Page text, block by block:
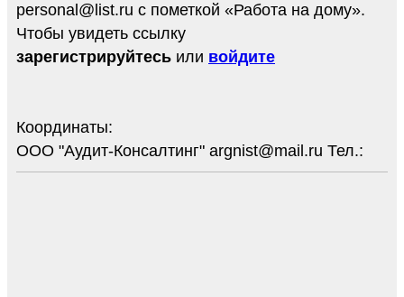
personal@list.ru с пометкой «Работа на дому».
Чтобы увидеть ссылку
зарегистрируйтесь или войдите
Координаты:
ООО "Аудит-Консалтинг" argnist@mail.ru Тел.: